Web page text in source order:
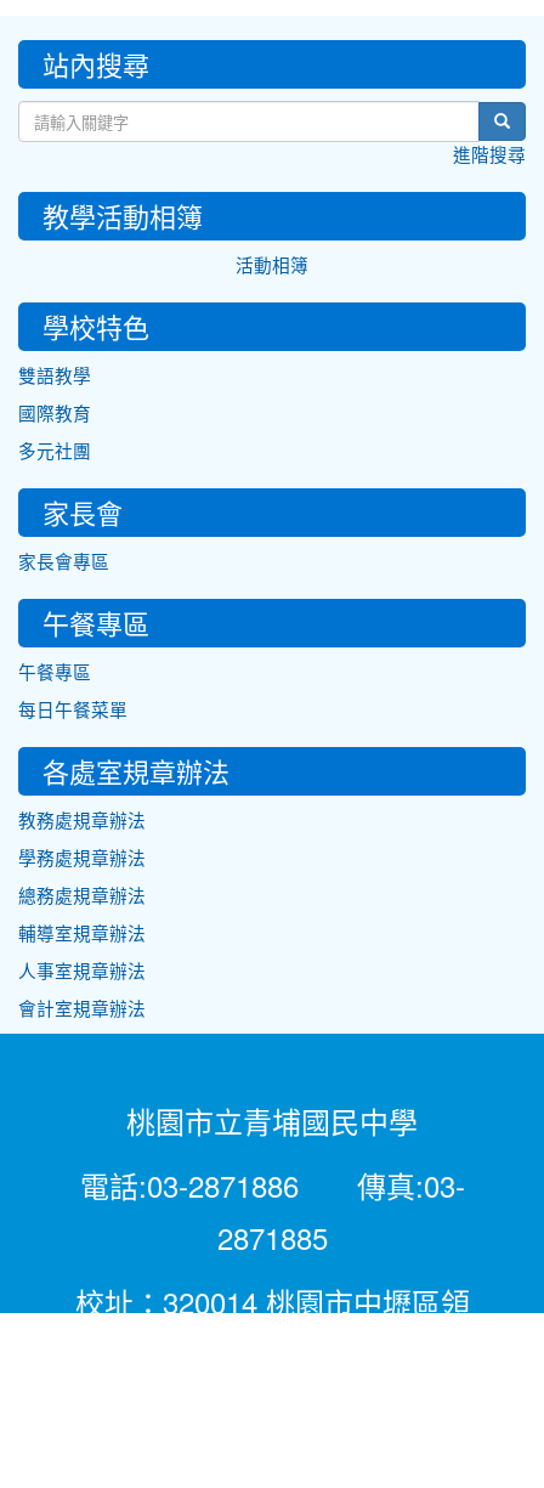
::: 站內搜尋
進階搜尋
教學活動相簿
活動相簿
學校特色
雙語教學
國際教育
多元社團
家長會
家長會專區
午餐專區
午餐專區
每日午餐菜單
各處室規章辦法
教務處規章辦法
學務處規章辦法
總務處規章辦法
輔導室規章辦法
人事室規章辦法
會計室規章辦法
桃園市立青埔國民中學
電話:03-2871886 傳真:03-
2871885
校址：320014 桃園市中壢區領